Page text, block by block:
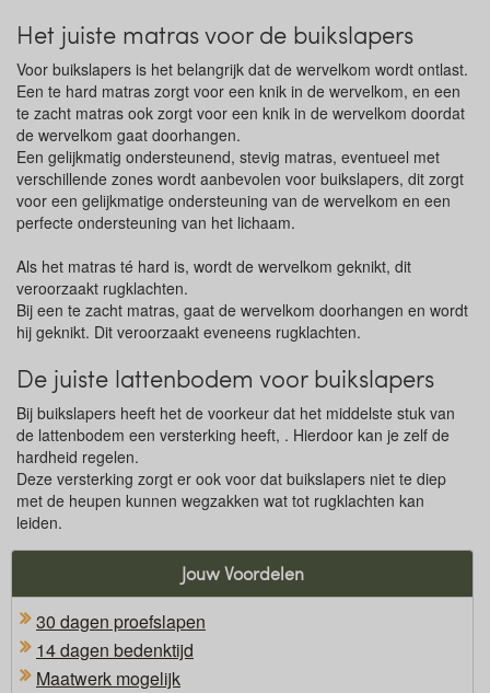
Het juiste matras voor de buikslapers
Voor buikslapers is het belangrijk dat de wervelkom wordt ontlast.
Een te hard matras zorgt voor een knik in de wervelkom, en een
te zacht matras ook zorgt voor een knik in de wervelkom doordat
de wervelkom gaat doorhangen.
Een gelijkmatig ondersteunend, stevig matras, eventueel met
verschillende zones wordt aanbevolen voor buikslapers, dit zorgt
voor een gelijkmatige ondersteuning van de wervelkom en een
perfecte ondersteuning van het lichaam.
Als het matras té hard is, wordt de wervelkom geknikt, dit
veroorzaakt rugklachten.
Bij een te zacht matras, gaat de wervelkom doorhangen en wordt
hij geknikt. Dit veroorzaakt eveneens rugklachten.
De juiste lattenbodem voor buikslapers
Bij buikslapers heeft het de voorkeur dat het middelste stuk van
de lattenbodem een versterking heeft, . Hierdoor kan je zelf de
hardheid regelen.
Deze versterking zorgt er ook voor dat buikslapers niet te diep
met de heupen kunnen wegzakken wat tot rugklachten kan
leiden.
Jouw Voordelen
30 dagen proefslapen
14 dagen bedenktijd
Maatwerk mogelijk